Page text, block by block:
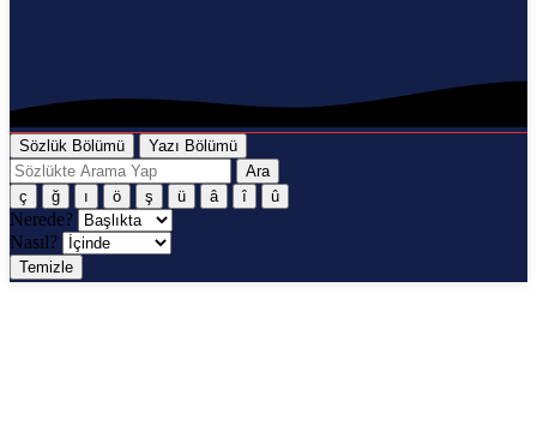
Sözlük Bölümü
Yazı Bölümü
Ara
ç
ğ ı ö ş ü â î û
Nerede?
Nasıl?
Temizle